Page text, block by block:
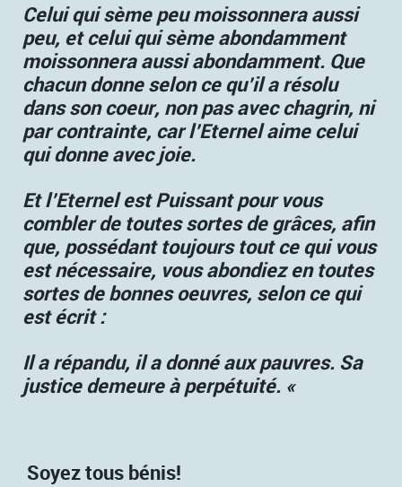
Celui qui sème peu moissonnera aussi
peu, et celui qui sème abondamment
moissonnera aussi abondamment. Que
chacun donne selon ce qu’il a résolu
dans son coeur, non pas avec chagrin, ni
par contrainte, car l’Eternel aime celui
qui donne avec joie.
Et l’Eternel est Puissant pour vous
combler de toutes sortes de grâces, afin
que, possédant toujours tout ce qui vous
est nécessaire, vous abondiez en toutes
sortes de bonnes oeuvres, selon ce qui
est écrit :
Il a répandu, il a donné aux pauvres. Sa
justice demeure à perpétuité. «
Soyez tous bénis!